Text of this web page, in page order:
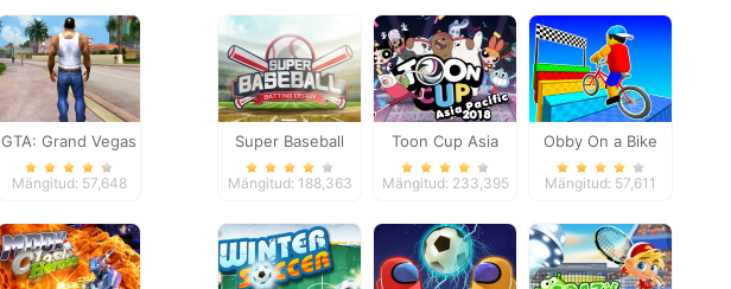
GTA: Grand Vegas
Crime
Mängitud: 57,648
Super Baseball
Mängitud: 188,363
Toon Cup Asia
Pacific 2018
Mängitud: 233,395
Obby On a Bike
Mängitud: 57,611